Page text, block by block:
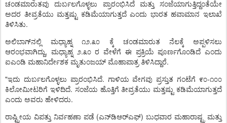
ಚಂಡಮಾರುತವು ದುರ್ಬಲಗೊಳ್ಳಲು ಪ್ರಾರಂಭಿಸಿದೆ ಮತ್ತು
ಸಂಜೆಯಾಗುತ್ತಿದ್ದಂತೆಯೇ
ಅದರ ತೀವ್ರತೆಯು ಮತ್ತಷ್ಟು ಕಡಿಮೆಯಾಗುತ್ತದೆ ಎಂದು ಭಾರತ ಹವಾಮಾನ ಇಲಾಖೆ
ತಿಳಿಸಿತು.
ಅಲಿಬಾಗ್ನಲ್ಲಿ ಮಧ್ಯಾಹ್ನ ೧೨.೩೦ ಕ್ಕೆ ಚಂಡಮಾರುತ ನೆಲಕ್ಕೆ
ಅಪ್ಪಳಿಸಲು
ಆರಂಭವಾಗಿದ್ದು, ಮಧ್ಯಾಹ್ನ ೨.೩೦ ರ ವೇಳೆಗೆ ಈ ಪ್ರಕ್ರಿಯೆ ಪೂರ್ಣಗೊಂಡಿದೆ ಎಂದು
ಐಎಂಡಿ ಮಹಾನಿರ್ದೇಶಕ ಮೃತುಂಜಯ್ ಮೊಹಾಪಾತ್ರ ತಿಳಿಸಿದ್ದಾರೆ.
"ಇದು ದುರ್ಬಲಗೊಳ್ಳಲು ಪ್ರಾರಂಭಿಸಿದೆ. ಗಾಳಿಯ ವೇಗವು ಪ್ರಸ್ತುತ ಗಂಟೆಗೆ ೯೦-೧೦೦
ಕಿಲೋಮೀಟರಿಗೆ ಇಳಿದಿದೆ. ಸಂಜೆಯ ಹೊತ್ತಿಗೆ ತೀವ್ರತೆಯು ಮತ್ತಷ್ಟು ಕಡಿಮೆಯಾಗುತ್ತದೆ
ಎಂದು ಅವರು ಹೇಳಿದರು.
ರಾಷ್ಟ್ರೀಯ ವಿಪತ್ತು ನಿರ್ವಹಣಾ ಪಡೆ (ಎನ್ಡಿಆರ್ಎಫ್)ಬುಧವಾರ ಮಹಾರಾಷ್ಟ್ರ
ಮತ್ತು